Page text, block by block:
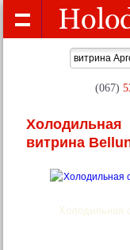
(067)
витрина
Холодильная